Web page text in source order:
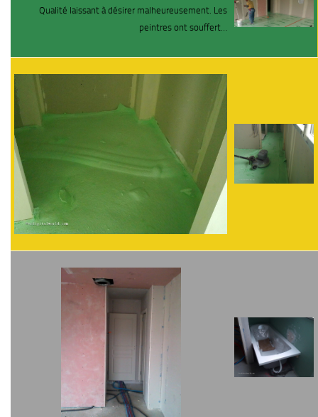
Qualité laissant à désirer malheureusement. Les
peintres ont souffert…